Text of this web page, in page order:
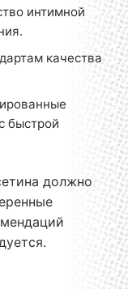
интимной
качества
быстрой
должно